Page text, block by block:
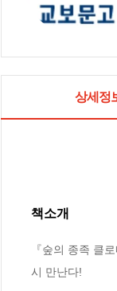
상세정
책소개
『숲의 종족 클
시 만난다!